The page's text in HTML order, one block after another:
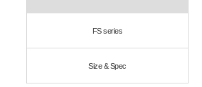
FS series
Size & Spec